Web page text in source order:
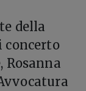
della
concerto
Rosanna